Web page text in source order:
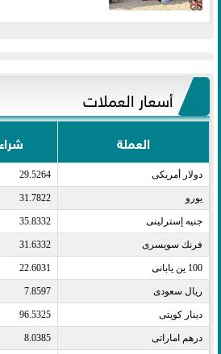
أسعار العملات
العملة شراء
دولار أمريكى​ 29.5264
يورو​ 31.7822
جنيه إسترلينى​ 35.8332
فرنك سويسرى​ 31.6332
100 ين يابانى​ 22.6031
ريال سعودى​ 7.8597
دينار كويتى​ 96.5325
درهم اماراتى​ 8.0385